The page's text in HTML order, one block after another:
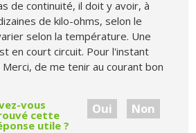
de continuité, il doit y avoir, à
de kilo-ohms, selon le
selon la température. Une
en court circuit. Pour l'instant
de me tenir au courant bon
vous
cette
utile ?
Oui Non